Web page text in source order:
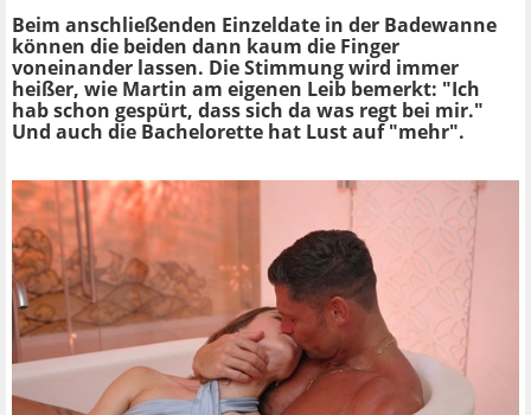
Beim anschließenden Einzeldate in der Badewanne
können die beiden dann kaum die Finger
voneinander lassen. Die Stimmung wird immer
heißer, wie Martin am eigenen Leib bemerkt: "Ich
hab schon gespürt, dass sich da was regt bei mir."
Und auch die Bachelorette hat Lust auf "mehr".